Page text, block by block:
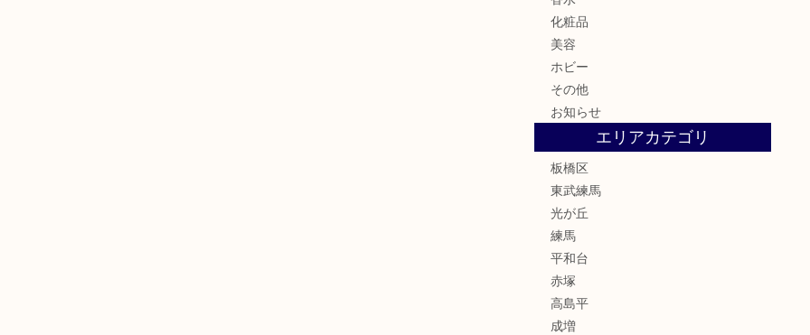
化粧品
美容
ホビー
その他
お知らせ
エリアカテゴリ
板橋区
東武練馬
光が丘
練馬
平和台
赤塚
高島平
成増